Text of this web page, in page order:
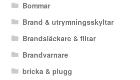
Bommar
Brand & utrymningsskyltar
Brandsläckare & filtar
Brandvarnare
bricka & plugg